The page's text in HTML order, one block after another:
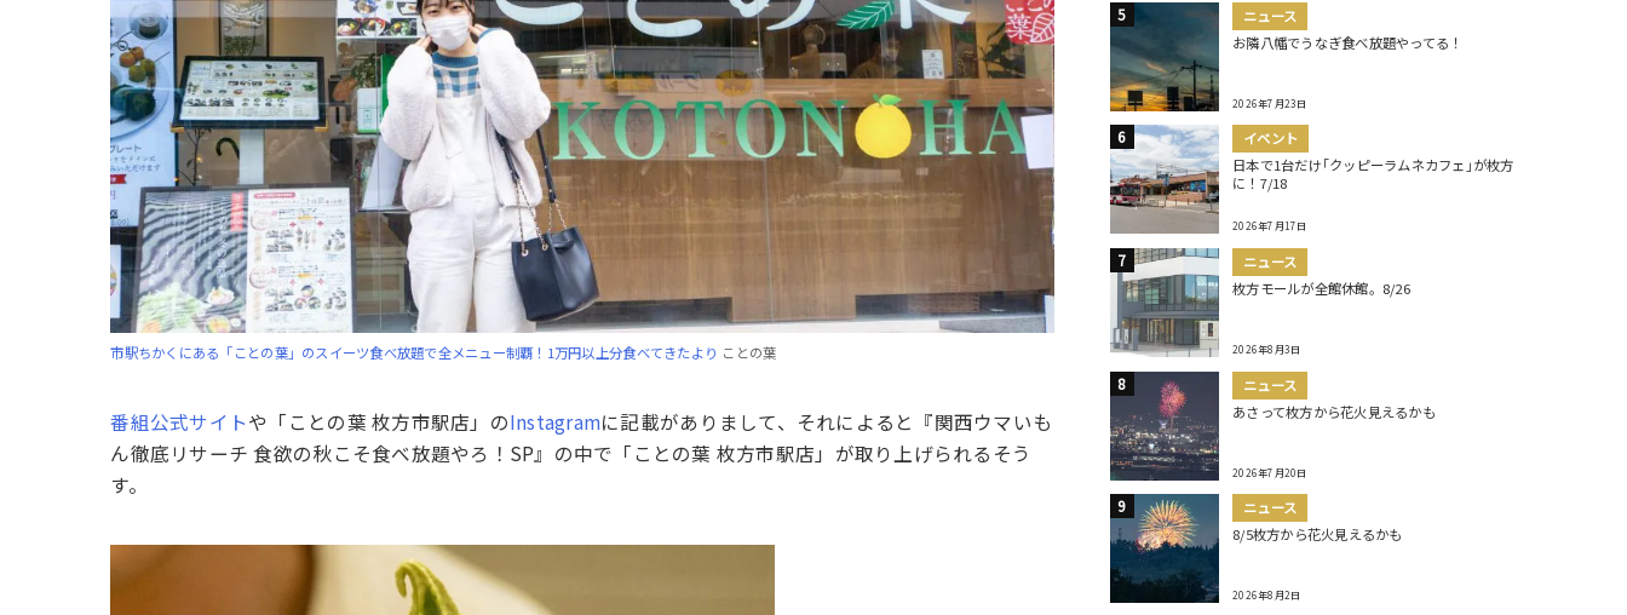
市駅ちかくにある「ことの葉」のスイーツ食べ放題で全メニュー制覇！1万円以上分食べてきたより ことの葉
番組公式サイトや「ことの葉 枚方市駅店」のInstagramに記載がありまして、それによると『関西ウマいも
ん徹底リサーチ 食欲の秋こそ食べ放題やろ！SP』の中で「ことの葉 枚方市駅店」が取り上げられるそう
す。
ニュース
お隣八幡でうなぎ食べ放題やってる！
2026年7月23日
イベント
日本で1台だけ｢クッピーラムネカフェ｣が枚方
に！7/18
2026年7月17日
ニュース
枚方モールが全館休館。8/26
2026年8月3日
ニュース
あさって枚方から花火見えるかも
2026年7月20日
ニュース
8/5枚方から花火見えるかも
2026年8月2日